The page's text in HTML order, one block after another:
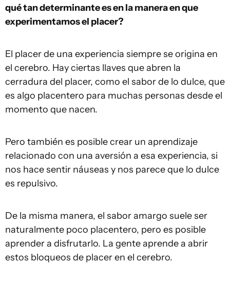
qué tan determinante es en la manera en que
experimentamos el placer?
El placer de una experiencia siempre se origina en
el cerebro. Hay ciertas llaves que abren la
cerradura del placer, como el sabor de lo dulce, que
es algo placentero para muchas personas desde el
momento que nacen.
Pero también es posible crear un aprendizaje
relacionado con una aversión a esa experiencia, si
nos hace sentir náuseas y nos parece que lo dulce
es repulsivo.
De la misma manera, el sabor amargo suele ser
naturalmente poco placentero, pero es posible
aprender a disfrutarlo. La gente aprende a abrir
estos bloqueos de placer en el cerebro.